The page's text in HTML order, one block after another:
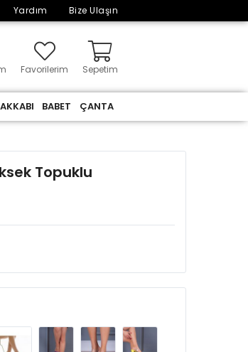
Yardım Bize Ulaşın
Favorilerim Sepetim
BABET ÇANTA
Topuklu